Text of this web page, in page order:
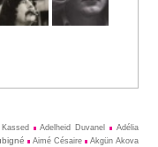
Adelheid Duvanel
Adélia
Aimé Césaire
Akgün Akova